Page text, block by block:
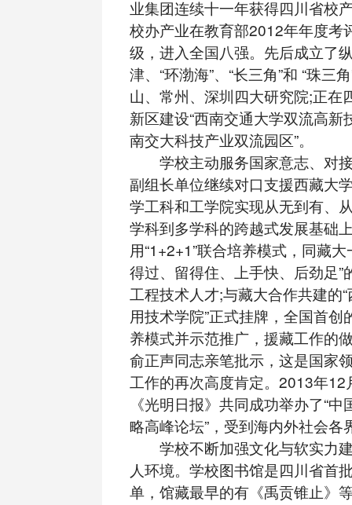
业集团连续十一年获得四川省校
校办产业在教育部2012年年度考
级，进入全国八强。先后成立了
津、“环渤海”、“长三角”和 “珠三
山、常州、深圳四大研究院;正在
新区建设“西南交通大学双流高新
南交大科技产业双流园区”。
学校主动服务国家意志、对
副组长单位继续对口支援西藏大
学工科和工学院实现从无到有、
学科到多学科的跨越式发展基础
用“1+2+1”联合培养模式，同藏
得过、留得住、上手快、后劲足”
工程技术人才;与藏大合作共建的
用技术学院”正式挂牌，全国首创
养模式并示范推广，援藏工作的
俞正声同志亲笔批示，这是国家
工作的再次高度肯定。2013年12
《光明日报》共同成功举办了“
略高峰论坛”，受到海内外社会各
学校不断加强文化与软实力
人环境。学校图书馆是四川省首
单，馆藏最早的有《禹贡锥止》